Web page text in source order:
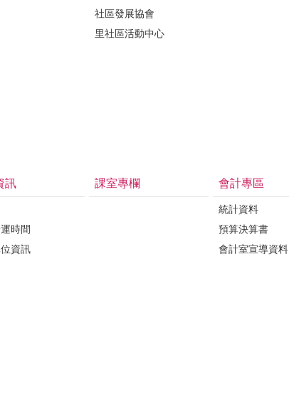
社區發展協會
里社區活動中心
訊
時間
資訊
課室專欄 會計專區
統計資料
預算決算書
會計室宣導資料